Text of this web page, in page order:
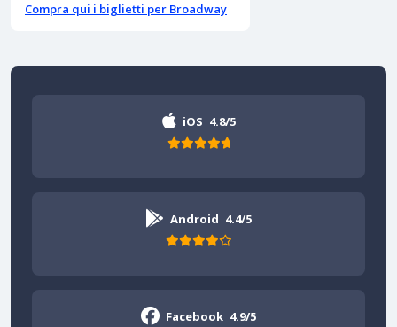
Compra qui i biglietti per Broadway
iOS 4.8/5
Android 4.4/5
Facebook 4.9/5